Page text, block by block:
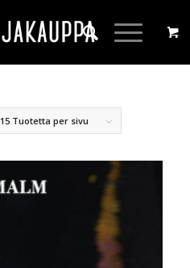
15 Tuotetta per sivu